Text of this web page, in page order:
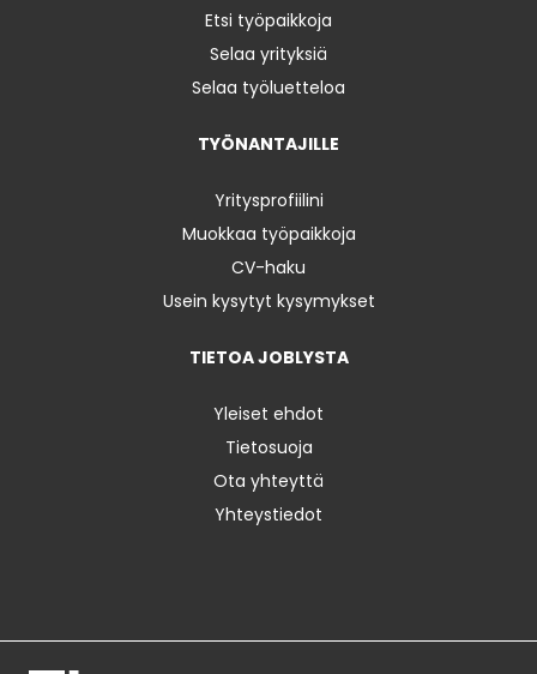
Etsi työpaikkoja
Selaa yrityksiä
Selaa työluetteloa
TYÖNANTAJILLE
Yritysprofiilini
Muokkaa työpaikkoja
CV-haku
Usein kysytyt kysymykset
TIETOA JOBLYSTA
Yleiset ehdot
Tietosuoja
Ota yhteyttä
Yhteystiedot